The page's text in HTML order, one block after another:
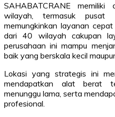
SAHABATCRANE
wilayah, termasuk
memungkinkan layanan
dari 40 wilayah cakupan
perusahaan ini mampu
baik yang berskala kecil
Lokasi yang strategis ini
mendapatkan alat berat
menunggu lama, serta
profesional.